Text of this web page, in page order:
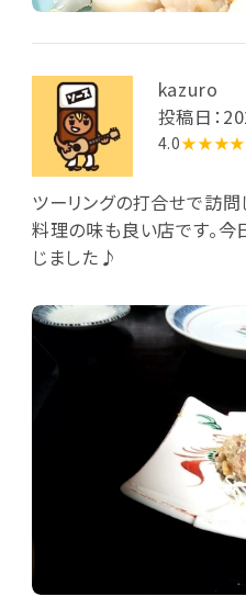
kazuro
投稿日：
4.0★★★★
ツーリングの打合せで訪問
料理の味も良い店です。
じました♪